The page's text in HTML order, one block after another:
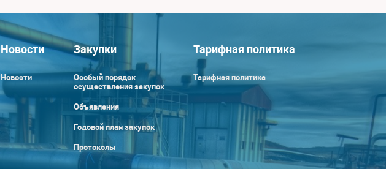
Новости
Новости
Закупки
Особый порядок
осуществления закупок
Объявления
Годовой план закупок
Протоколы
Тарифная политика
Тарифная политика